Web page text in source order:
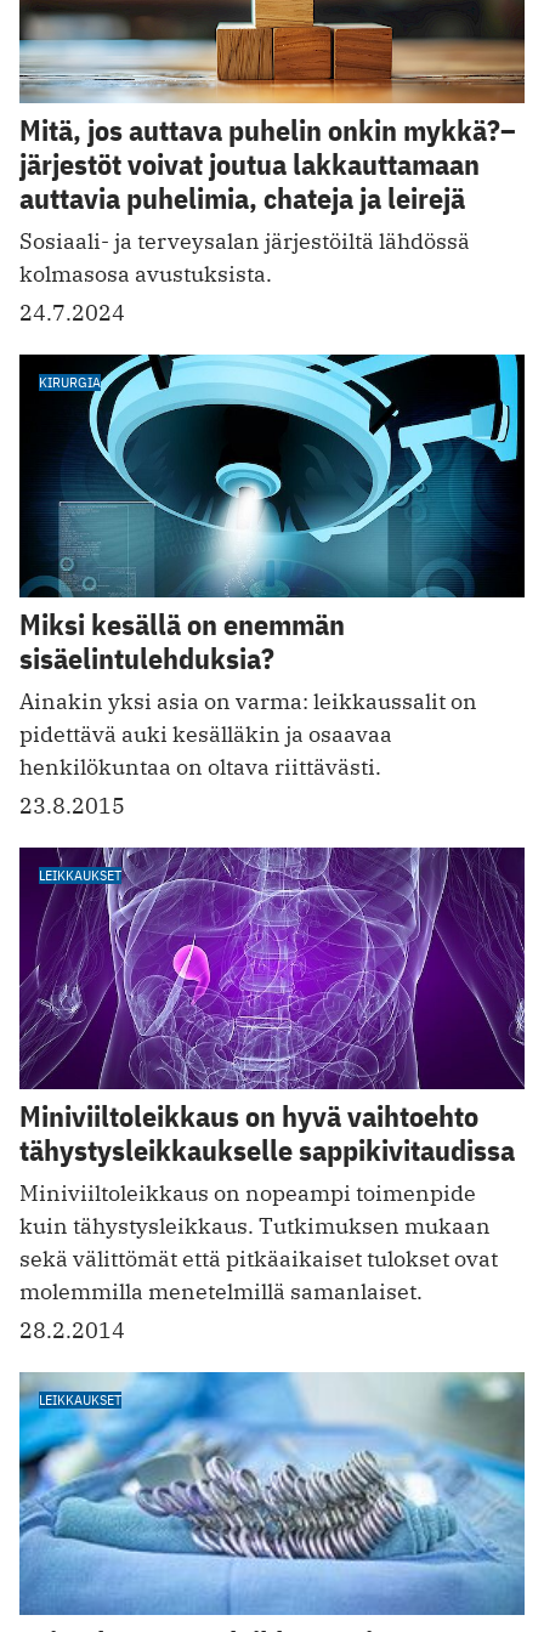
Mitä, jos auttava puhelin onkin mykkä?–
järjestöt voivat joutua lakkauttamaan
auttavia puhelimia, chateja ja leirejä
Sosiaali- ja terveysalan järjestöiltä lähdössä
kolmasosa avustuksista.
24.7.2024
KIRURGIA
Miksi kesällä on enemmän
sisäelintulehduksia?
Ainakin yksi asia on varma: leikkaussalit on
pidettävä auki kesälläkin ja osaavaa
henkilökuntaa on oltava riittävästi.
23.8.2015
LEIKKAUKSET
Miniviiltoleikkaus on hyvä vaihtoehto
tähystysleikkaukselle sappikivitaudissa
Miniviiltoleikkaus on nopeampi toimenpide
kuin tähystysleikkaus. Tutkimuksen mukaan
sekä välittömät että pitkäaikaiset tulokset ovat
molemmilla menetelmillä samanlaiset.
28.2.2014
LEIKKAUKSET